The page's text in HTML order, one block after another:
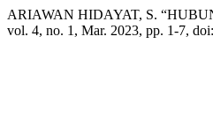
ARIAWAN HIDAYAT, S.
vol. 4, no. 1, Mar. 2023, pp. 1-7,